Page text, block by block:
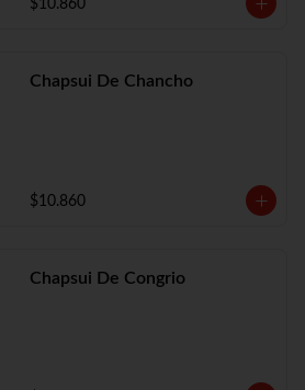
$10.860
Chapsui De Chancho
$10.860
Chapsui De Congrio